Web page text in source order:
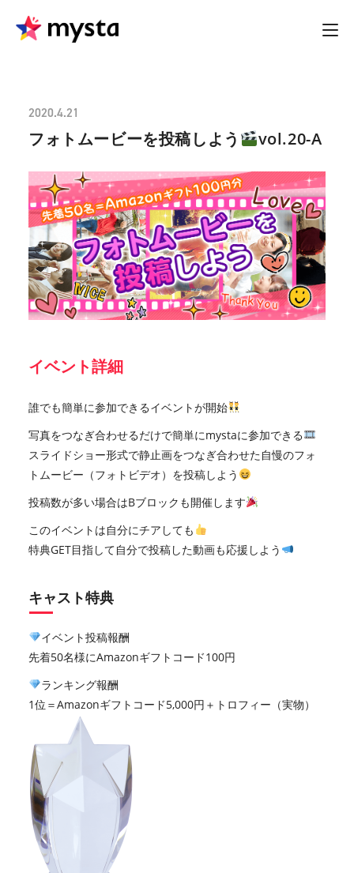
2020.4.21
フォトムービーを投稿しよう vol.20-A
イベント詳細
誰でも簡単に参加できるイベントが開始
写真をつなぎ合わせるだけで簡単にmystaに参加できる
スライドショー形式で静止画をつなぎ合わせた自慢のフォ
トムービー（フォトビデオ）を投稿しよう
投稿数が多い場合はBブロックも開催します
このイベントは自分にチアしても
特典GET目指して自分で投稿した動画も応援しよう
キャスト特典
イベント投稿報酬
先着50名様にAmazonギフトコード100円
ランキング報酬
1位＝Amazonギフトコード5,000円＋トロフィー（実物）